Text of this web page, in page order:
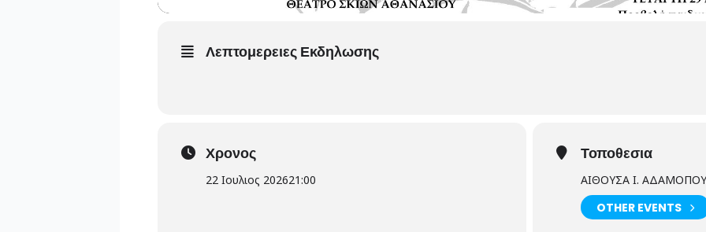
Λεπτομερειες Εκδηλωσης
Χρονος
22 Ιουλιος 202621:00
Τοποθεσια
ΑΙΘΟΥΣΑ Ι.
OTHER EVENTS